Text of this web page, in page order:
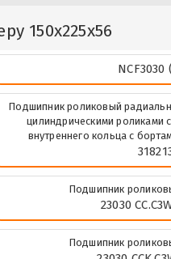
150x225x56
NCF3030
Подшипник роликовый
цилиндрическими роликами
внутреннего кольца с
Подшипник
23030
Подшипник